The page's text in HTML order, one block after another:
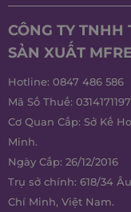
CÔNG TY
SẢN XUẤT
Hotline: 0847 486 586
Mã Số Thuế: 0314171197
Cơ Quan Cấp: Sở Kế
Minh.
Ngày Cấp: 26/12/2016
Trụ sở chính: 618/34
Chí Minh, Việt Nam.